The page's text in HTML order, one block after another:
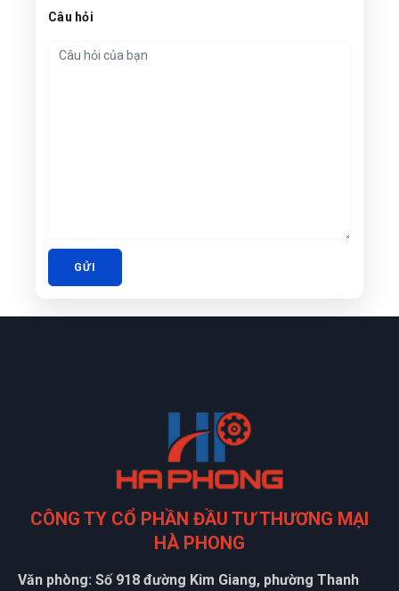
Câu hỏi
GỬI
CÔNG TY CỔ PHẦN ĐẦU TƯ THƯƠNG MẠI
HÀ PHONG
Văn phòng: Số 918 đường Kim Giang, phường Thanh